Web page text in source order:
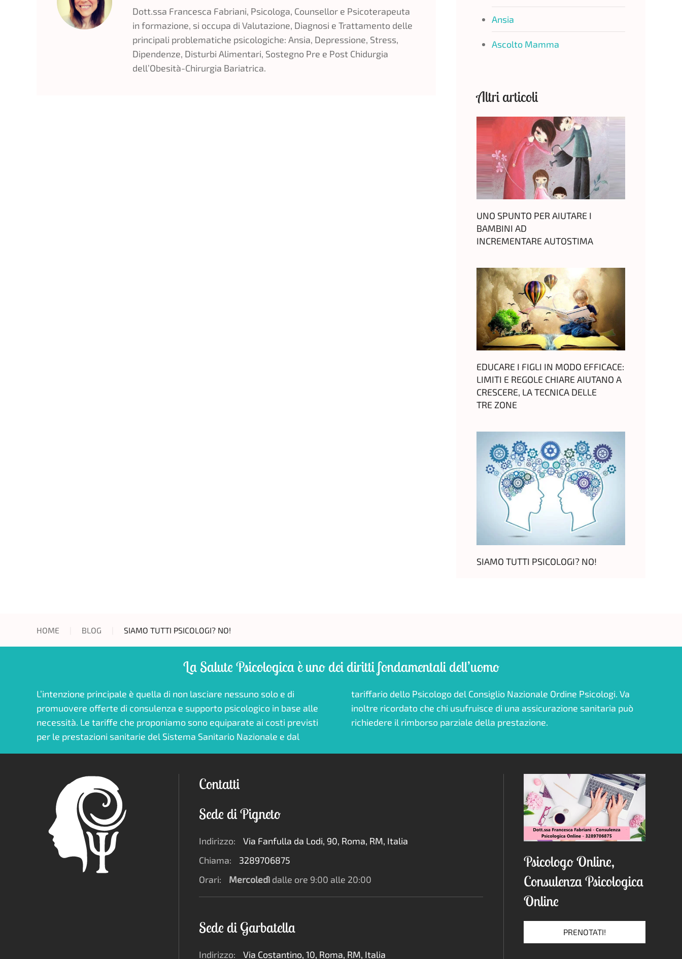
Dott.ssa Francesca Fabriani, Psicologa, Counsellor e Psicoterapeuta
in formazione, si occupa di Valutazione, Diagnosi e Trattamento delle
principali problematiche psicologiche: Ansia, Depressione, Stress,
Dipendenze, Disturbi Alimentari, Sostegno Pre e Post Chidurgia
dell’Obesità-Chirurgia Bariatrica.
Ansia
Ascolto Mamma
Altri articoli
UNO SPUNTO PER AIUTARE I
BAMBINI AD
INCREMENTARE AUTOSTIMA
EDUCARE I FIGLI IN MODO EFFICACE:
LIMITI E REGOLE CHIARE AIUTANO A
CRESCERE, LA TECNICA DELLE
TRE ZONE
SIAMO TUTTI PSICOLOGI? NO!
HOME BLOG SIAMO TUTTI PSICOLOGI? NO!
La Salute Psicologica è uno dei diritti fondamentali dell’uomo
L’intenzione principale è quella di non lasciare nessuno solo e di
promuovere offerte di consulenza e supporto psicologico in base alle
necessità. Le tariffe che proponiamo sono equiparate ai costi previsti
per le prestazioni sanitarie del Sistema Sanitario Nazionale e dal
tariffario dello Psicologo del Consiglio Nazionale Ordine Psicologi. Va
inoltre ricordato che chi usufruisce di una assicurazione sanitaria può
richiedere il rimborso parziale della prestazione.
Contatti
Sede di Pigneto
Indirizzo:
Via Fanfulla da Lodi, 90, Roma, RM, Italia
Chiama:
3289706875
Orari:
Mercoledì dalle ore 9:00 alle 20:00
Sede di Garbatella
Indirizzo: Via Costantino, 10, Roma, RM, Italia
Psicologo Online,
Consulenza Psicologica
Online
PRENOTATI!